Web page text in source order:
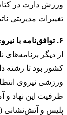
ورزش دارت در
تغییرات مدیریتی
۶. توافق‌نامه با نیروی انتظامی کل کشور
از دیگر برنامه‌های
کشور بود تا
ورزشی نیروی
ظرفیت این نهاد و